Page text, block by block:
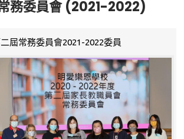
務委員會 (2021-2022)
屆常務委員會2021-2022委員